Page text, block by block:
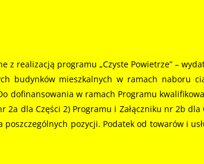
realizacją programu „Czyste Powietrze” –
budynków mieszkalnych w ramach naboru
dofinansowania w ramach Programu
dla Części 2) Programu i Załączniku nr 2b
pozycji. Podatek od towarów i